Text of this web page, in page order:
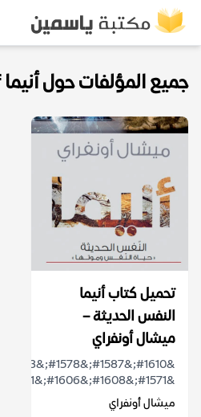
جميع المؤلفات حول أنيما pdf
تحميل كتاب أنيما
النفس الحديثة –
ميشال أونفراي
&#1571;&#1608;&#1606;&#1601;&#1585;&#...
ميشال أونفراي